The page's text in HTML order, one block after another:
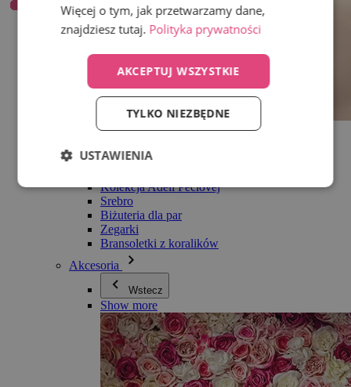
Wszystko w kategorii Biżuteria
Bransoletki
Kolekcja Adéli Pečlovej
Srebro
Biżuteria dla par
Zegarki
Bransoletki z koralików
Akcesoria
Wstecz
Show more
Więcej o tym, jak przetwarzamy dane,
znajdziesz tutaj. Polityka prywatności
AKCEPTUJ WSZYSTKIE
TYLKO NIEZBĘDNE
USTAWIENIA